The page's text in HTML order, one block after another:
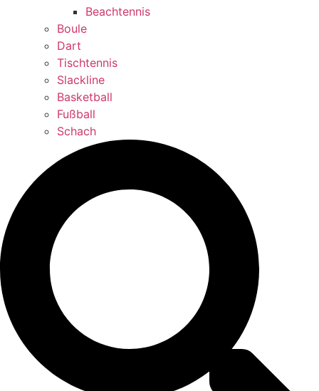
Beachtennis
Boule
Dart
Tischtennis
Slackline
Basketball
Fußball
Schach